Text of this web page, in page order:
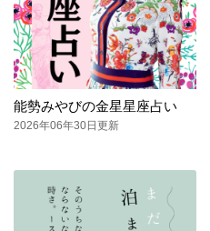
能勢みやびの金星星座占い
2026年06年30日更新